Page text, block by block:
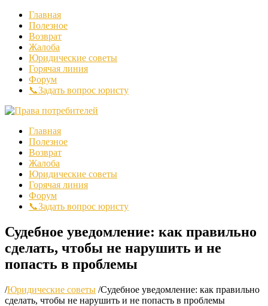
Главная
Полезное
Возврат
Жалоба
Юридические советы
Горячая линия
Форум
📞Задать вопрос юристу
Главная
Полезное
Возврат
Жалоба
Юридические советы
Горячая линия
Форум
📞Задать вопрос юристу
Судебное уведомление: как правильно
сделать, чтобы не нарушить и не
попасть в проблемы
/Юридические советы /Судебное уведомление: как правильно
сделать, чтобы не нарушить и не попасть в проблемы